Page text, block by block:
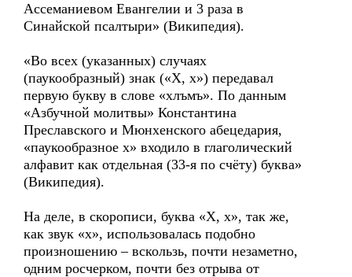
Ассеманиевом Евангелии и 3 раза в
Синайской псалтыри» (Википедия).
«Во всех (указанных) случаях
(паукообразный) знак («Х, х») передавал
первую букву в слове «хлъмъ». По данным
«Азбучной молитвы» Константина
Преславского и Мюнхенского абецедария,
«паукообразное х» входило в глаголический
алфавит как отдельная (33-я по счёту) буква»
(Википедия).
На деле, в скорописи, буква «Х, х», так же,
как звук «х», использовалась подобно
произношению – вскользь, почти незаметно,
одним росчерком, почти без отрыва от